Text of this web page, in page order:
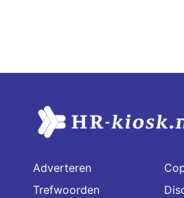
Adverteren
Trefwoorden